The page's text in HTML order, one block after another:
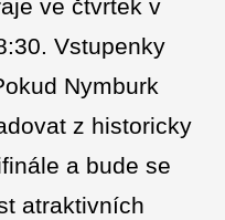
ve čtvrtek v
Vstupenky
Nymburk
z historicky
a bude se
atraktivních